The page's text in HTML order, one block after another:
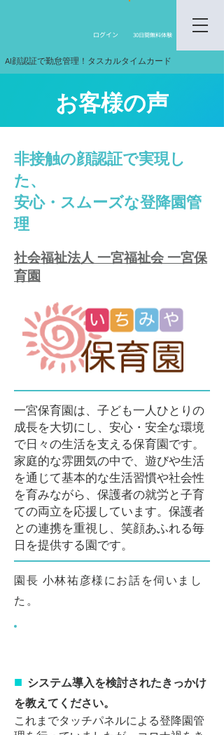
​ログイン 30日間無料体験
AI顔認証で勤怠管理！タスカルタイムカード
​お客様の声
非接触の顔認証で実現し
た、
安心・スムーズな登降園管
理
社会福祉法人 一宮福祉会 一宮保
育園
一宮保育園は、子ども一人ひとりの
成長を大切にし、安心・安全な環境
で日々の生活を支える保育園です。
家庭的な雰囲気の中で、遊びや生活
を通じて基本的な生活習慣や社会性
を育みながら、保護者の就労と子育
ての両立を応援しています。保護者
との連携を重視し、笑顔あふれる毎
日を提供する園です。
園長 小林祐彦様にお話を伺いまし
た。
■ システム導入を検討されたきっかけ
を教えてください。
これまでタッチパネルによる登降園管